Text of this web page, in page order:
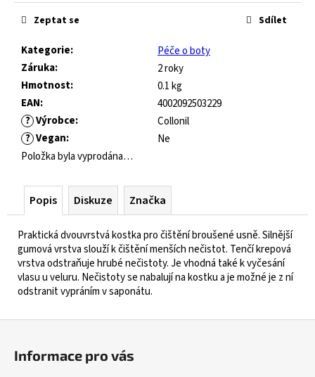
cena:
Kategorie:
Péče o boty
Záruka:
2 roky
Hmotnost:
0.1 kg
EAN:
4002092503229
? Výrobce:
Collonil
? Vegan:
Ne
Položka byla vyprodána…
Zeptat se Sdílet
Popis Diskuze Značka
Praktická dvouvrstvá kostka pro čištění broušené usně. Silnější
gumová vrstva slouží k čištění menších nečistot. Tenčí krepová
vrstva odstraňuje hrubé nečistoty. Je vhodná také k vyčesání
vlasu u veluru. Nečistoty se nabalují na kostku a je možné je z ní
odstranit vypráním v saponátu.
č
u
m
FRODDO
KOMPROMIS
KE
BLUE
445
Kč
Původně:
1
490
Kč
Informace pro vás